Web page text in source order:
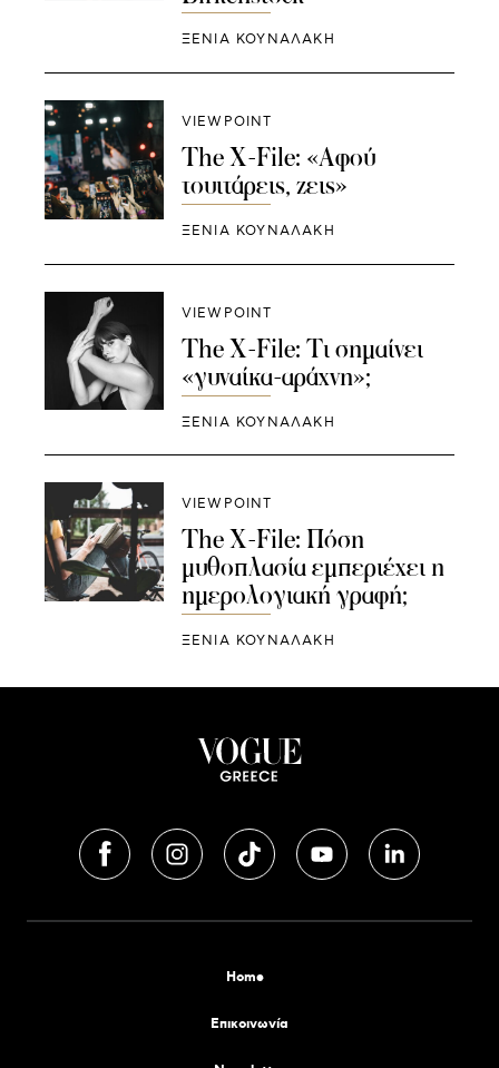
ΞΕΝΙΑ ΚΟΥΝΑΛΑΚΗ
VIEWPOINT
The X-File: «Αφού
τουιτάρεις, ζεις»
ΞΕΝΙΑ ΚΟΥΝΑΛΑΚΗ
VIEWPOINT
Τhe X-File: Tι σημαίνει
«γυναίκα-αράχνη»;
ΞΕΝΙΑ ΚΟΥΝΑΛΑΚΗ
VIEWPOINT
The X-File: Πόση
μυθοπλασία εμπεριέχει η
ημερολογιακή γραφή;
ΞΕΝΙΑ ΚΟΥΝΑΛΑΚΗ
Home
Επικοινωνία